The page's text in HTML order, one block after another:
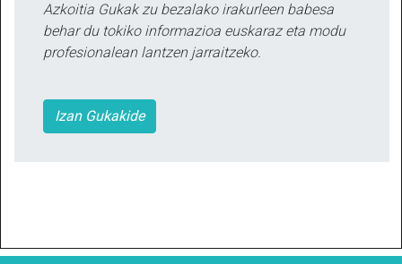
Azkoitia Gukak zu bezalako irakurleen babesa
behar du tokiko informazioa euskaraz eta modu
profesionalean lantzen jarraitzeko.
Izan Gukakide